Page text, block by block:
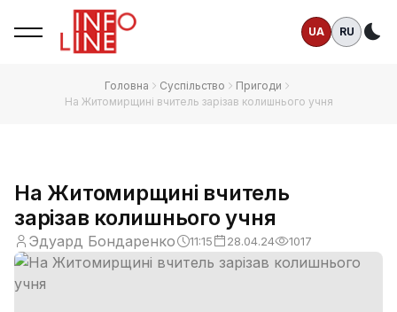
UA RU
Головна Суспільство
Пригоди
На Житомирщині вчитель зарізав колишнього учня
На Житомирщині вчитель
зарізав колишнього учня
Эдуард Бондаренко 11:15 28.04.24 1017